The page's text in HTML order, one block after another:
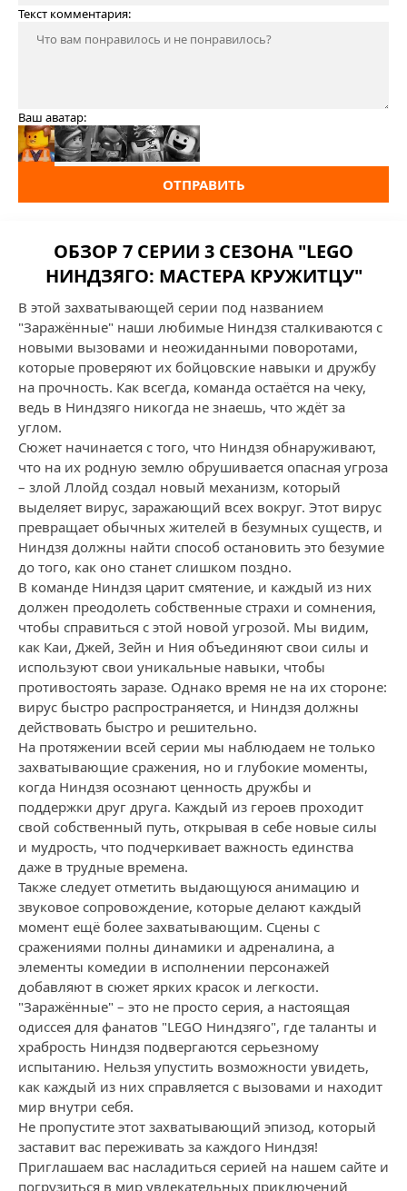
Текст комментария:
Ваш аватар:
ОТПРАВИТЬ
ОБЗОР 7 СЕРИИ 3 СЕЗОНА "LEGO
НИНДЗЯГО: МАСТЕРА КРУЖИТЦУ"
В этой захватывающей серии под названием
"Заражённые" наши любимые Ниндзя сталкиваются с
новыми вызовами и неожиданными поворотами,
которые проверяют их бойцовские навыки и дружбу
на прочность. Как всегда, команда остаётся на чеку,
ведь в Ниндзяго никогда не знаешь, что ждёт за
углом.
Сюжет начинается с того, что Ниндзя обнаруживают,
что на их родную землю обрушивается опасная угроза
– злой Ллойд создал новый механизм, который
выделяет вирус, заражающий всех вокруг. Этот вирус
превращает обычных жителей в безумных существ, и
Ниндзя должны найти способ остановить это безумие
до того, как оно станет слишком поздно.
В команде Ниндзя царит смятение, и каждый из них
должен преодолеть собственные страхи и сомнения,
чтобы справиться с этой новой угрозой. Мы видим,
как Каи, Джей, Зейн и Ния объединяют свои силы и
используют свои уникальные навыки, чтобы
противостоять заразе. Однако время не на их стороне:
вирус быстро распространяется, и Ниндзя должны
действовать быстро и решительно.
На протяжении всей серии мы наблюдаем не только
захватывающие сражения, но и глубокие моменты,
когда Ниндзя осознают ценность дружбы и
поддержки друг друга. Каждый из героев проходит
свой собственный путь, открывая в себе новые силы
и мудрость, что подчеркивает важность единства
даже в трудные времена.
Также следует отметить выдающуюся анимацию и
звуковое сопровождение, которые делают каждый
момент ещё более захватывающим. Сцены с
сражениями полны динамики и адреналина, а
элементы комедии в исполнении персонажей
добавляют в сюжет ярких красок и легкости.
"Заражённые" – это не просто серия, а настоящая
одиссея для фанатов "LEGO Ниндзяго", где таланты и
храбрость Ниндзя подвергаются серьезному
испытанию. Нельзя упустить возможности увидеть,
как каждый из них справляется с вызовами и находит
мир внутри себя.
Не пропустите этот захватывающий эпизод, который
заставит вас переживать за каждого Ниндзя!
Приглашаем вас насладиться серией на нашем сайте и
погрузиться в мир увлекательных приключений